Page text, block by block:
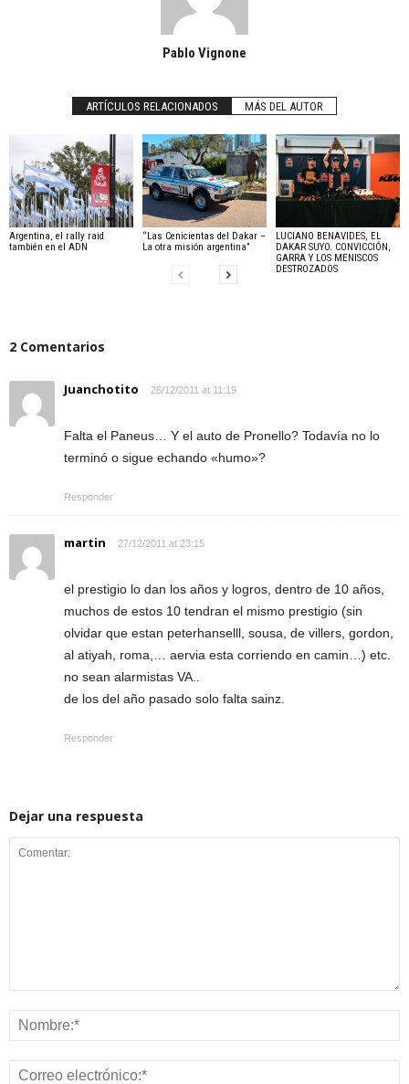
Pablo Vignone
ARTÍCULOS RELACIONADOS MÁS DEL AUTOR
Argentina, el rally raid
también en el ADN
“Las Cenicientas del Dakar –
La otra misión argentina”
LUCIANO BENAVIDES, EL
DAKAR SUYO. CONVICCIÓN,
GARRA Y LOS MENISCOS
DESTROZADOS
2 Comentarios
Juanchotito 26/12/2011 at 11:19
Falta el Paneus… Y el auto de Pronello? Todavía no lo
terminó o sigue echando «humo»?
Responder
martin 27/12/2011 at 23:15
el prestigio lo dan los años y logros, dentro de 10 años,
muchos de estos 10 tendran el mismo prestigio (sin
olvidar que estan peterhanselll, sousa, de villers, gordon,
al atiyah, roma,… aervia esta corriendo en camin…) etc.
no sean alarmistas VA..
de los del año pasado solo falta sainz.
Responder
Dejar una respuesta